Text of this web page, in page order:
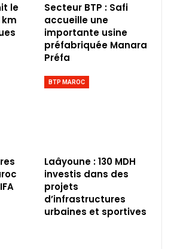
le
Secteur BTP : Safi
accueille une
importante usine
préfabriquée Manara
Préfa
BTP MAROC
Laâyoune : 130 MDH
investis dans des
projets
d’infrastructures
urbaines et sportives